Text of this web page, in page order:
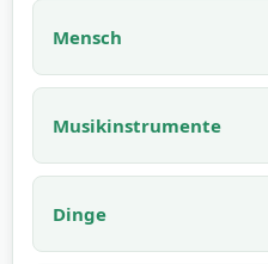
Mensch
Musikinstrumente
Dinge